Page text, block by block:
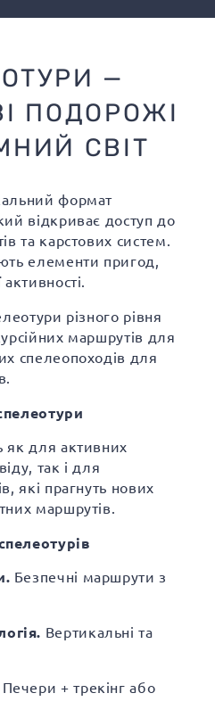
—
ПОДОРОЖІ
СВІТ
формат
відкриває доступ до
та карстових систем.
елементи пригод,
різного рівня
маршрутів для
спелеопоходів для
як для активних
так і для
які прагнуть нових
маршрутів.
Безпечні маршрути з
Вертикальні та
Печери + трекінг або